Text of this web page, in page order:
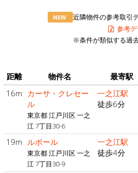
NEW
近隣物件の参考取引
参考
※条件が類似する過
距離 物件名 最寄駅
16m
カーサ・クレセー
ル
東京都 江戸川区 一之
江 7丁目30-6
一之江駅
徒歩6分
19m ルポール
東京都 江戸川区 一之
江 7丁目30-9
一之江駅
徒歩4分